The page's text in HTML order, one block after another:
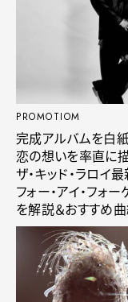
PROMOTIOM
完成アルバムを白
恋の想いを率直に
ザ・キッド・ラロイ
フォー・アイ・フォー
を解説＆おすすめ